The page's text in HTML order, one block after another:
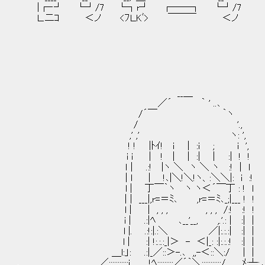
|┌‐┘ └┘/7 └┐r┘ ┌──┐ └┘/7
Ｌ.二ｺ ＜ノ <ﾌＬKﾞ> ￣￣￣ ＜ノ
／´ ｀ ' ..､
/´￣ ｀ヽ
/ '.,
,' ,' ヽ: ',
! ! |ﾄｲ! i | :i ; i ',
i i | ! | | :| | :| ! !
ｌ | .:! |ヽ ＼ ヽ ＼ ヽ :! | l
| l | !､|＼!＼!ヽ、:＼＼|: i :!
l | 丁￣｀ヽ ヽ ヽ＜´￣丁 : ! l （
| | ___|,r=＝ﾐ､ ,r=＝ﾐ､_;|___ ! !
l | | , , , , , , /:! :! ! （ 今日は何
i | .:|ﾍ ､__'__, ,.'.: | :| |
l |. .:!:|.:＼ ／|:.:.:| :| |
l | :| !:.:.:_|＞ - ＜|_: :|:.:.:! :| |
＿l:」: .:|_／::＞-.､ ,,-＜::＼:/ | |